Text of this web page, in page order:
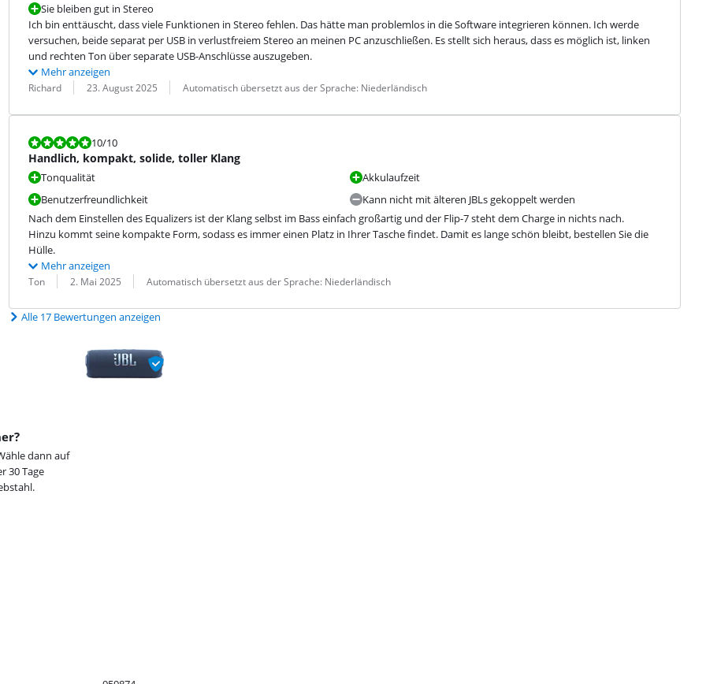
Sie bleiben gut in Stereo
Ich bin enttäuscht, dass viele Funktionen in Stereo fehlen. Das hätte man problemlos in die Software integrieren können. Ich werde
versuchen, beide separat per USB in verlustfreiem Stereo an meinen PC anzuschließen. Es stellt sich heraus, dass es möglich ist, linken
und rechten Ton über separate USB-Anschlüsse auszugeben.
Mehr anzeigen
Bewertung von:
Richard
Datum: 23. August 2025
Übersetzung: Automatisch übersetzt aus der Sprache: Niederländisch
Bewertet mit 10 von 10.
10/10
Handlich, kompakt, solide, toller Klang
Tonqualität
Benutzerfreundlichkeit
Akkulaufzeit
Kann nicht mit älteren JBLs gekoppelt werden
Nach dem Einstellen des Equalizers ist der Klang selbst im Bass einfach großartig und der Flip-7 steht dem Charge in nichts nach.
Hinzu kommt seine kompakte Form, sodass es immer einen Platz in Ihrer Tasche findet. Damit es lange schön bleibt, bestellen Sie die
Hülle.
Mehr anzeigen
Bewertung von:
Ton
Datum: 2. Mai 2025
Übersetzung: Automatisch übersetzt aus der Sprache: Niederländisch
Alle 17 Bewertungen anzeigen
dann auf
30 Tage